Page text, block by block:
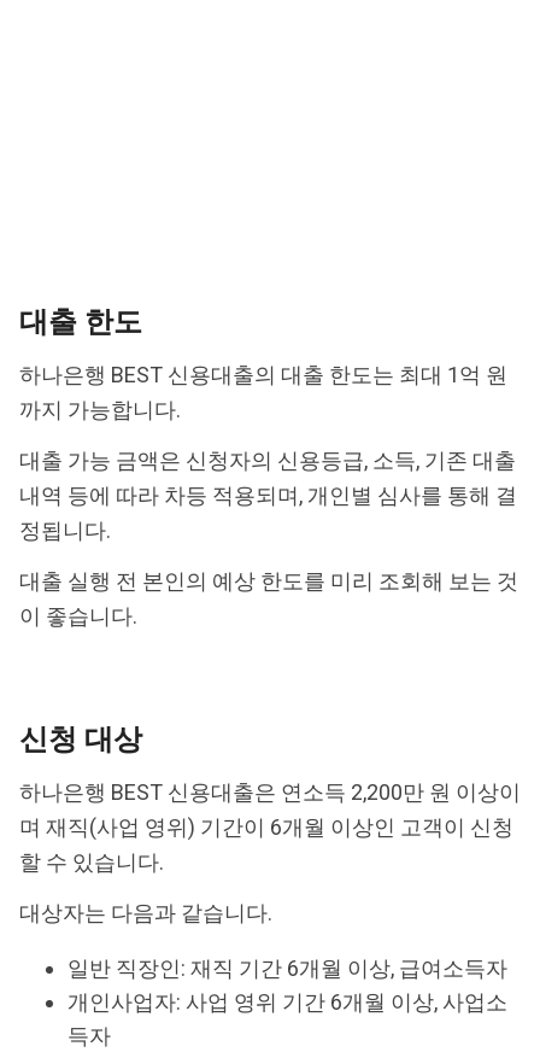
대출 한도
하나은행 BEST 신용대출의 대출 한도는 최대 1억 원
까지 가능합니다.
대출 가능 금액은 신청자의 신용등급, 소득, 기존 대출
내역 등에 따라 차등 적용되며, 개인별 심사를 통해 결
정됩니다.
대출 실행 전 본인의 예상 한도를 미리 조회해 보는 것
이 좋습니다.
신청 대상
하나은행 BEST 신용대출은 연소득 2,200만 원 이상이
며 재직(사업 영위) 기간이 6개월 이상인 고객이 신청
할 수 있습니다.
대상자는 다음과 같습니다.
일반 직장인: 재직 기간 6개월 이상, 급여소득자
개인사업자: 사업 영위 기간 6개월 이상, 사업소
득자